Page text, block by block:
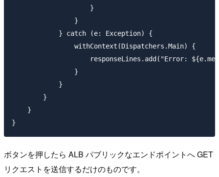
                    }
                }
            } catch (e: Exception) {
                withContext(Dispatchers.Main) {
responseLines.add("Error:
                }
            }
        }
    }
ボタンを押したら ALB パブリックなエンドポイントへ GET
リクエストを送信するだけのものです。